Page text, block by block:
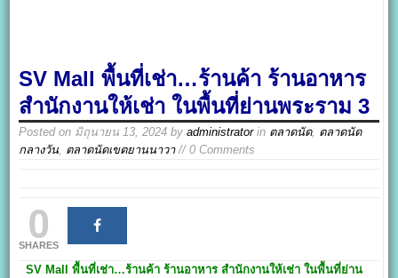
SV Mall พื้นที่เช่า…ร้านค้า ร้านอาหาร
สำนักงานให้เช่า ในพื้นที่ย่านพระราม 3
Posted on มิถุนายน 13, 2024 byadministratorin ตลาดนัด, ตลาดนัด
กลางวัน, ตลาดนัดเขตยานนาวา// 0 Comments
0
SHARES
SV Mall
พื้นที่เช่า…ร้านค้า ร้านอาหาร สำนักงานให้เช่า ในพื้นที่ย่าน